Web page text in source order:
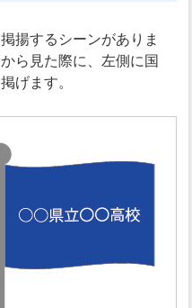
揚するシーンがありま
ら見た際に、左側に国
げます。